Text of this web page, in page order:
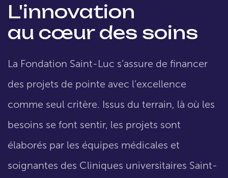
L'innovation
au cœur des soins
La Fondation Saint-Luc s’assure de financer
des projets de pointe avec l’excellence
comme seul critère. Issus du terrain, là où les
besoins se font sentir, les projets sont
élaborés par les équipes médicales et
soignantes des Cliniques universitaires Saint-